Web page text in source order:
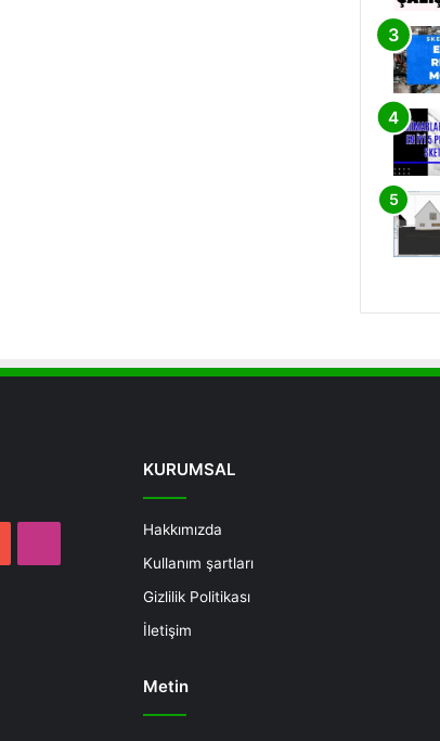
KURUMSAL
Hakkımızda
Kullanım şartları
Gizlilik Politikası
İletişim
Metin